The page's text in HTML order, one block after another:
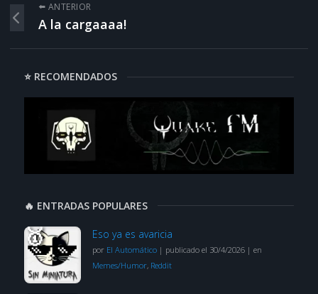
⬅️ ANTERIOR
A la cargaaaa!
⭐ RECOMENDADOS
🔥 ENTRADAS POPULARES
Eso ya es avaricia
por El Automático| publicado el 30/4/2026| en
Memes/Humor, Reddit